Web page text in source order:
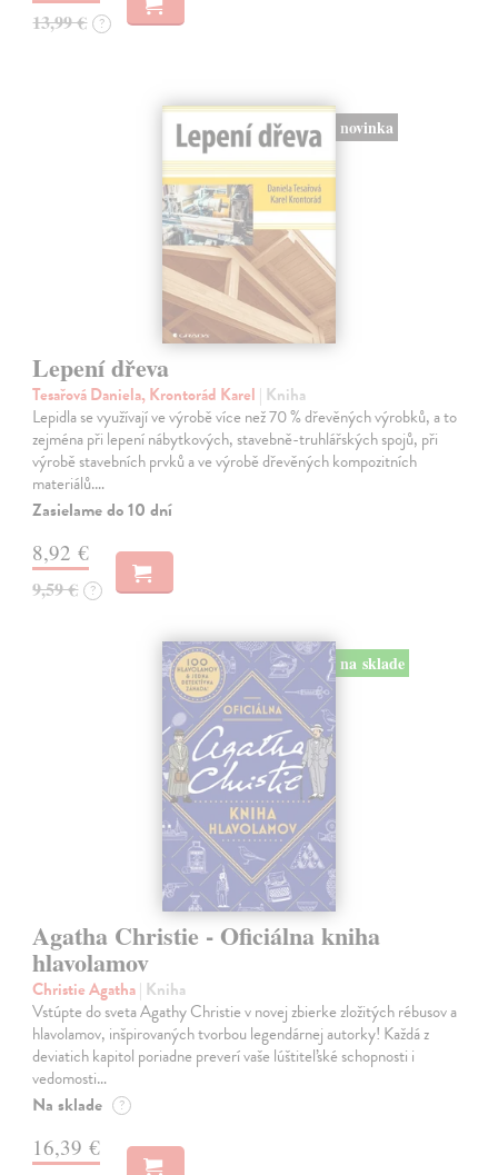
13,99 € ?
novinka
Lepení dřeva
Tesařová Daniela, Krontorád Karel | Kniha
Lepidla se využívají ve výrobě více než 70 % dřevěných výrobků, a to
zejména při lepení nábytkových, stavebně-truhlářských spojů, při
výrobě stavebních prvků a ve výrobě dřevěných kompozitních
materiálů.…
Zasielame do 10 dní
8,92 €
9,59 € ?
na sklade
Agatha Christie - Oficiálna kniha
hlavolamov
Christie Agatha| Kniha
Vstúpte do sveta Agathy Christie v novej zbierke zložitých rébusov a
hlavolamov, inšpirovaných tvorbou legendárnej autorky! Každá z
deviatich kapitol poriadne preverí vaše lúštiteľské schopnosti i
vedomosti…
Na sklade ?
16,39 €